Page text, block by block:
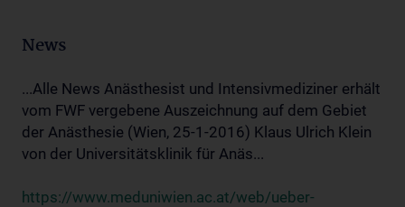
News
...Alle News Anästhesist und Intensivmediziner erhält
vom FWF vergebene Auszeichnung auf dem Gebiet
der Anästhesie (Wien, 25-1-2016) Klaus Ulrich Klein
von der Universitätsklinik für Anäs...
https://www.meduniwien.ac.at/web/ueber-